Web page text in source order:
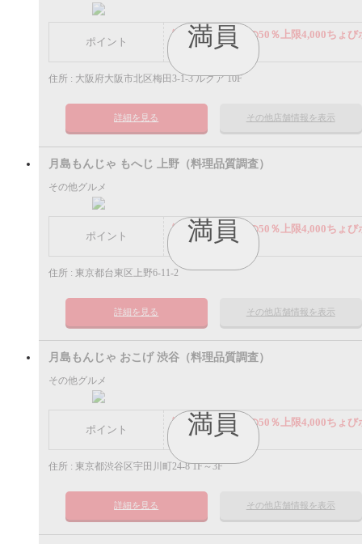
満員
ポイント
謝礼： 飲食代金の50％上限4,000ちょび
イント
住所 : 大阪府大阪市北区梅田3-1-3 ルクア 10F
詳細を見る その他店舗情報を表示
満員
月島もんじゃ もへじ 上野（料理品質調査）
その他グルメ
ポイント
謝礼： 飲食代金の50％上限4,000ちょび
イント
住所 : 東京都台東区上野6-11-2
詳細を見る その他店舗情報を表示
満員
月島もんじゃ おこげ 渋谷（料理品質調査）
その他グルメ
ポイント
謝礼： 飲食代金の50％上限4,000ちょび
イント
住所 : 東京都渋谷区宇田川町24-8 1F～3F
詳細を見る その他店舗情報を表示